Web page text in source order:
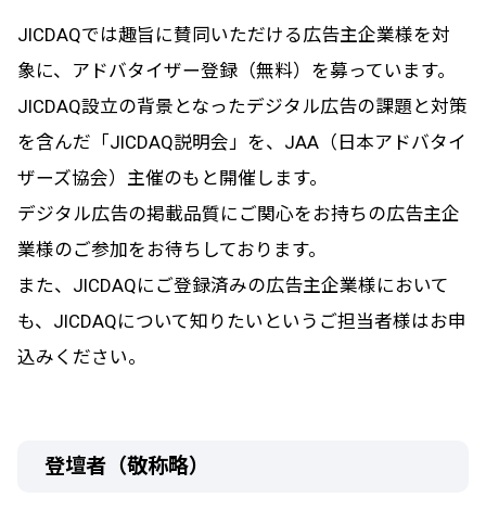
JICDAQでは趣旨に賛同いただける広告主企業様を対
象に、アドバタイザー登録（無料）を募っています。
JICDAQ設立の背景となったデジタル広告の課題と対策
を含んだ「JICDAQ説明会」を、JAA（日本アドバタイ
ザーズ協会）主催のもと開催します。
デジタル広告の掲載品質にご関心をお持ちの広告主企
業様のご参加をお待ちしております。
また、JICDAQにご登録済みの広告主企業様において
も、JICDAQについて知りたいというご担当者様はお申
込みください。
登壇者（敬称略）